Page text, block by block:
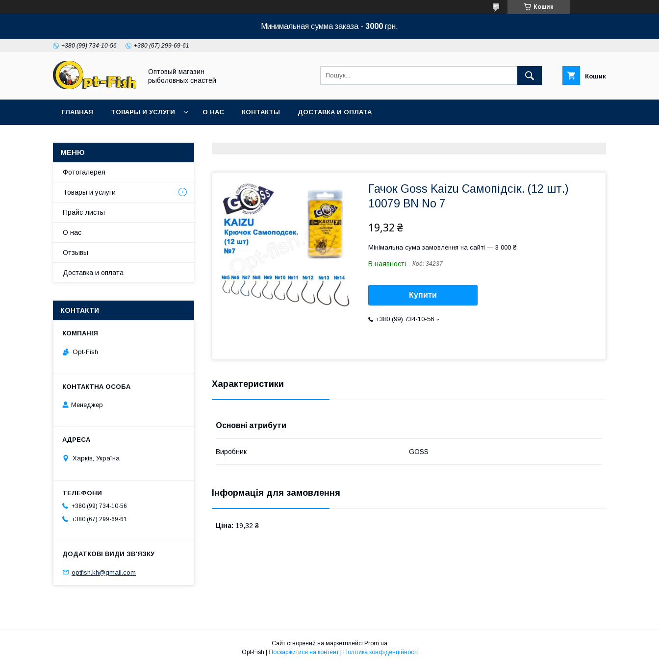
Кошик
Минимальная сумма заказа - 3000 грн.
+380 (99) 734-10-56 +380 (67) 299-69-61
Оптовый магазин
рыболовных снастей
Кошик
ГЛАВНАЯ ТОВАРЫ И УСЛУГИ О НАС КОНТАКТЫ ДОСТАВКА И ОПЛАТА
Гачок Goss Kaizu Самопідсік. (12 шт.)
10079 BN No 7
19,32 ₴
Мінімальна сума замовлення на сайті — 3 000 ₴
В наявності Код: 34237
Купити
+380 (99) 734-10-56
Характеристики
Основні атрибути
Виробник GOSS
Інформація для замовлення
Ціна: 19,32 ₴
Фотогалерея
Товары и услуги
Прайс-листы
О нас
Отзывы
Доставка и оплата
КОНТАКТИ
Opt-Fish
Менеджер
Харків, Україна
+380 (99) 734-10-56
+380 (67) 299-69-61
optfish.kh@gmail.com
Сайт створений на маркетплейсі Prom.ua
Поскаржитися на контент Політика конфіденційності